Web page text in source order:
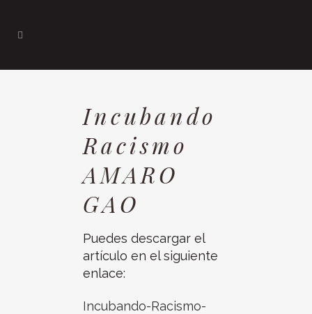
Incubando
Racismo
AMARO
GAO
Puedes descargar el
artículo en el siguiente
enlace:
Incubando-Racismo-